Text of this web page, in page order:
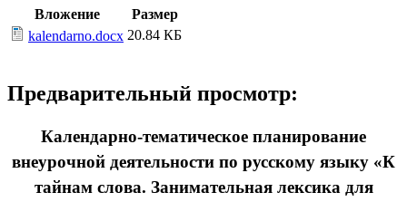
Вложение
Размер
kalendarno.docx 20.84 КБ
Предварительный просмотр:
Календарно-тематическое планирование
внеурочной деятельности по русскому языку «К
тайнам слова. Занимательная лексика для